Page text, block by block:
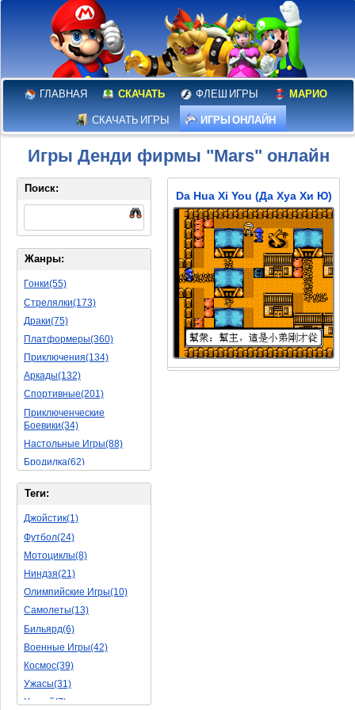
ГЛАВНАЯ СКАЧАТЬ ФЛЕШ ИГРЫ МАРИО
СКАЧАТЬ ИГРЫ ИГРЫ ОНЛАЙН
Игры Денди фирмы "Mars" онлайн
Da Hua Xi You (Да Хуа Хи Ю)
Поиск:
Жанры:
Гонки(55)
Стрелялки(173)
Драки(75)
Платформеры(360)
Приключения(134)
Аркады(132)
Спортивные(201)
Приключенческие
Боевики(34)
Настольные Игры(88)
Бродилка(62)
Стратегии(77)
Боевые RPG(50)
Симуляторы(31)
Леталки(24)
Симуляторы Жизни(76)
Уникальный(29)
Логические Игры(35)
Азартные(45)
Ролевые Игры(176)
Боевик(10)
Головоломка(11)
Rpg(14)
Пошаговые Игры(22)
Теги:
Джойстик(1)
Футбол(24)
Мотоциклы(8)
Ниндзя(21)
Олимпийские Игры(10)
Самолеты(13)
Бильярд(6)
Военные Игры(42)
Космос(39)
Ужасы(31)
Хоккей(7)